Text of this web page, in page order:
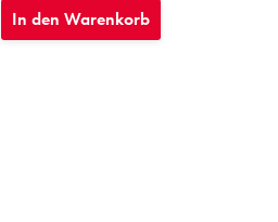
In den Warenkorb